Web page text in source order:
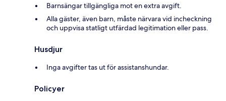
Barnsängar tillgängliga mot en extra avgift.
Alla gäster, även barn, måste närvara vid incheckning
och uppvisa statligt utfärdad legitimation eller pass.
Husdjur
Inga avgifter tas ut för assistanshundar.
Policyer